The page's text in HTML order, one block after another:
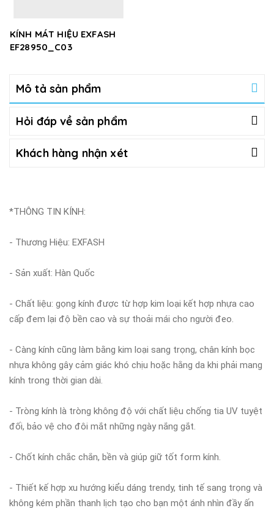
KÍNH MÁT HIỆU EXFASH
EF28950_C03
Mô tả sản phẩm
Hỏi đáp về sản phẩm
Khách hàng nhận xét
*THÔNG TIN KÍNH:
- Thương Hiệu: EXFASH
- Sản xuất: Hàn Quốc
- Chất liệu: gọng kính được từ hợp kim loại kết hợp nhựa cao
cấp đem lại độ bền cao và sự thoải mái cho người đeo.
- Càng kính cũng làm bằng kim loại sang trọng, chân kính bọc
nhựa không gây cảm giác khó chịu hoặc hằng da khi phải mang
kính trong thời gian dài.
- Tròng kính là tròng không độ với chất liệu chống tia UV tuyệt
đối, bảo vệ cho đôi mắt những ngày nắng gắt.
- Chốt kính chắc chắn, bền và giúp giữ tốt form kính.
- Thiết kế hợp xu hướng kiểu dáng trendy, tinh tế sang trọng và
không kém phần thanh lịch tạo cho bạn một ánh nhìn đầy ấn